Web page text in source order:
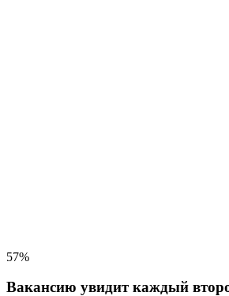
57%
Вакансию увидит каждый